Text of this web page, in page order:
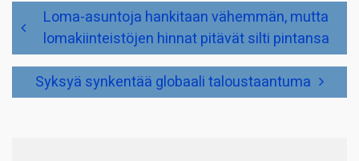
Artikkelien
selausLoma-asuntoja hankitaan vähemmän, mutta
lomakiinteistöjen hinnat pitävät silti pintansa
Syksyä synkentää globaali taloustaantuma